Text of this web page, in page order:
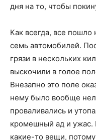
дня на то, чтобы
Как всегда, все
семь автомобилей.
грязи в нескольких
выскочили в голое
Внезапно это поле
нему было вообще
проваливались и
кромешный ад и ужас.
какие-то вещи,